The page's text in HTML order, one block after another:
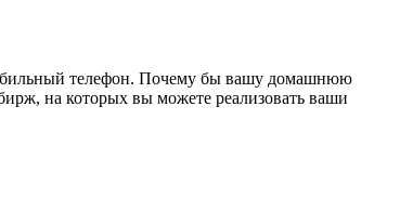
телефон. Почему бы вашу домашнюю
на которых вы можете реализовать ваши